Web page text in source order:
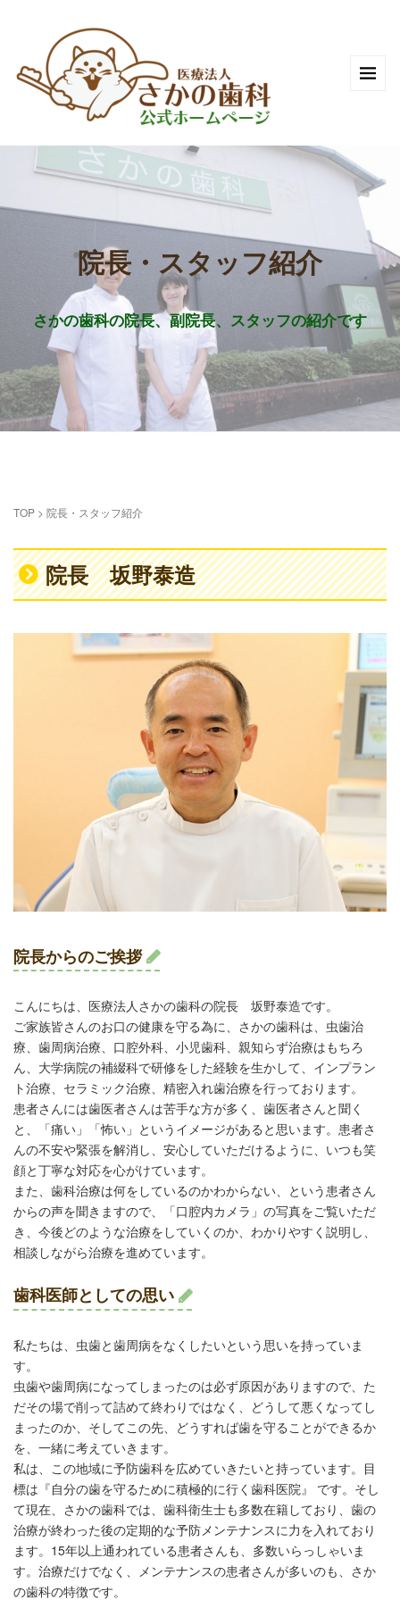
院長・スタッフ紹介
さかの歯科の院長、副院長、スタッフの紹介です
TOP > 院長・スタッフ紹介
院長 坂野泰造
院長からのご挨拶
こんにちは、医療法人さかの歯科の院長 坂野泰造です。
ご家族皆さんのお口の健康を守る為に、さかの歯科は、虫歯治
療、歯周病治療、口腔外科、小児歯科、親知らず治療はもちろ
ん、大学病院の補綴科で研修をした経験を生かして、インプラン
ト治療、セラミック治療、精密入れ歯治療を行っております。
患者さんには歯医者さんは苦手な方が多く、歯医者さんと聞く
と、「痛い」「怖い」というイメージがあると思います。患者さ
んの不安や緊張を解消し、安心していただけるように、いつも笑
顔と丁寧な対応を心がけています。
また、歯科治療は何をしているのかわからない、という患者さん
からの声を聞きますので、「口腔内カメラ」の写真をご覧いただ
き、今後どのような治療をしていくのか、わかりやすく説明し、
相談しながら治療を進めています。
歯科医師としての思い
私たちは、虫歯と歯周病をなくしたいという思いを持っていま
す。
虫歯や歯周病になってしまったのは必ず原因がありますので、た
だその場で削って詰めて終わりではなく、どうして悪くなってし
まったのか、そしてこの先、どうすれば歯を守ることができるか
を、一緒に考えていきます。
私は、この地域に予防歯科を広めていきたいと持っています。目
標は『自分の歯を守るために積極的に行く歯科医院』 です。そし
て現在、さかの歯科では、歯科衛生士も多数在籍しており、歯の
治療が終わった後の定期的な予防メンテナンスに力を入れており
ます。15年以上通われている患者さんも、多数いらっしゃいま
す。治療だけでなく、メンテナンスの患者さんが多いのも、さか
の歯科の特徴です。